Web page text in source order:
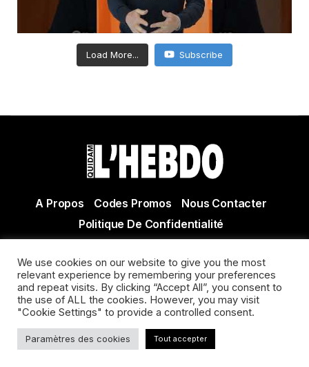
Load More... Subscribe
A Propos Codes Promos
Nous Contacter
Politique De Confidentialité
Actualité Agen - Actualité en lot et Garonne - Actualité
Villeneuve sur Lot
We use cookies on our website to give you the most
relevant experience by remembering your preferences
and repeat visits. By clicking “Accept All”, you consent to
the use of ALL the cookies. However, you may visit
"Cookie Settings" to provide a controlled consent.
Paramètres des cookies Tout accepter